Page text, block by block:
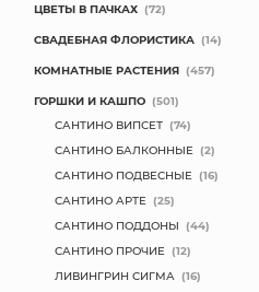
ЦВЕТЫ В ПАЧКАХ (72)
СВАДЕБНАЯ ФЛОРИСТИКА (14)
КОМНАТНЫЕ РАСТЕНИЯ (457)
ГОРШКИ И КАШПО (501)
САНТИНО ВИПСЕТ (74)
САНТИНО БАЛКОННЫЕ (2)
САНТИНО ПОДВЕСНЫЕ (16)
САНТИНО АРТЕ (25)
САНТИНО ПОДДОНЫ (44)
САНТИНО ПРОЧИЕ (12)
ЛИВИНГРИН СИГМА (16)